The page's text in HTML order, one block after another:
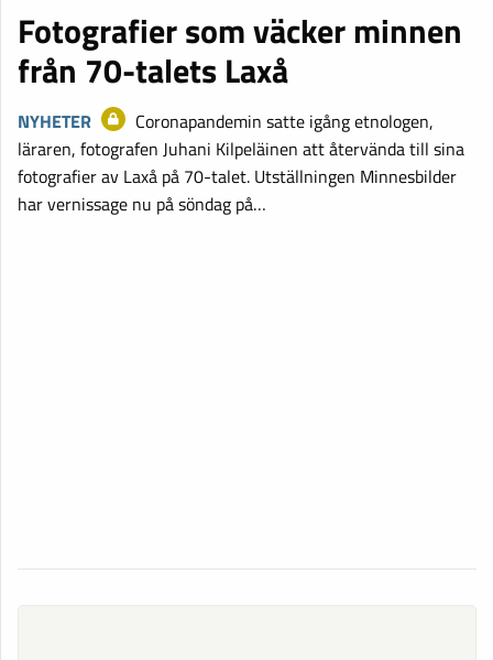
Fotografier som väcker minnen
från 70-talets Laxå
NYHETER
Coronapandemin satte igång etnologen,
läraren, fotografen Juhani Kilpeläinen att återvända till sina
fotografier av Laxå på 70-talet. Utställningen Minnesbilder
har vernissage nu på söndag på…